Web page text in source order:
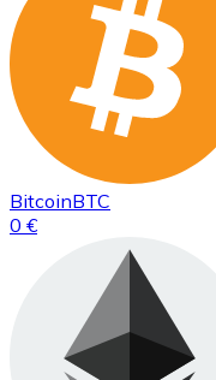
BitcoinBTC
0 €